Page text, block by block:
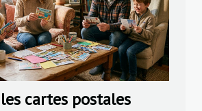
cartes postales